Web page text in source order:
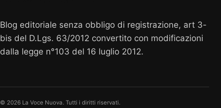
Blog editoriale senza obbligo di registrazione, art 3-
bis del D.Lgs. 63/2012 convertito con modificazioni
dalla legge n°103 del 16 luglio 2012.
© 2026 La Voce Nuova. Tutti i diritti riservati.